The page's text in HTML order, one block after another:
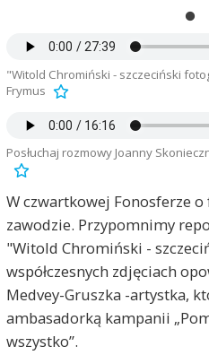
"Witold Chromiński - szczeciński
Frymus
Posłuchaj rozmowy Joanny
W czwartkowej Fonosferze
zawodzie. Przypomnimy
"Witold Chromiński -
współczesnych zdjęciach
Medvey-Gruszka -artystka,
ambasadorką kampanii
wszystko”.